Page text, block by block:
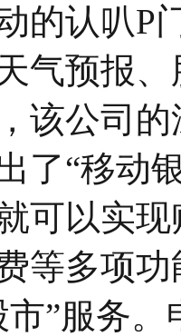
的认叭P
气预报
该公司
了“移动
可以实
等多项
”服务